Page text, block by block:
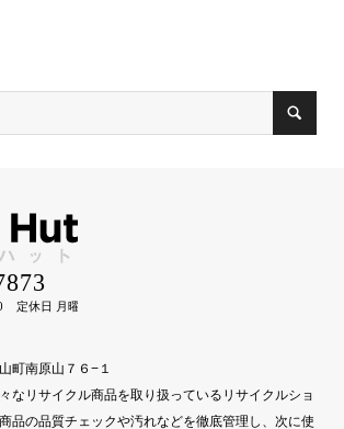
町南原山７６−１
なリサイクル商品を取り扱っているリサイクルショ
品の品質チェックや汚れなどを徹底管理し、次に使